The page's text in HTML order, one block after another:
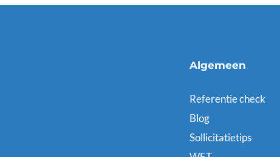
Algemeen
Referentie check
Blog
Sollicitatietips